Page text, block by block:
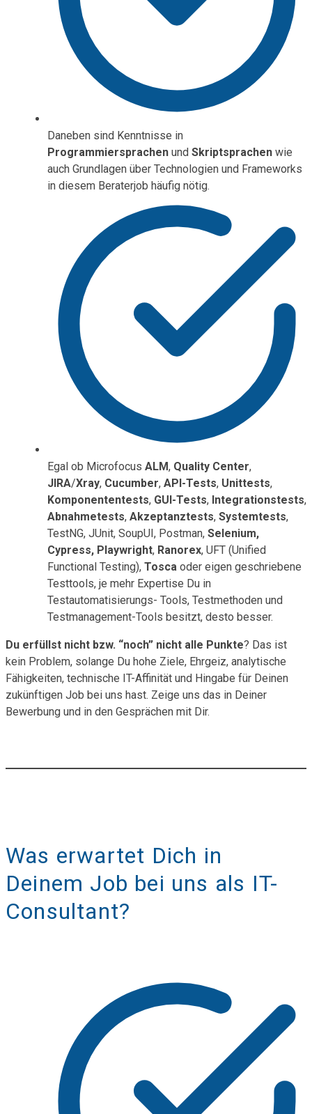
Daneben sind Kenntnisse in
Programmiersprachen und Skriptsprachen wie
auch Grundlagen über Technologien und Frameworks
in diesem Beraterjob häufig nötig.
Egal ob Microfocus ALM, Quality Center,
JIRA/Xray, Cucumber, API-Tests, Unittests,
Komponententests, GUI-Tests, Integrationstests,
Abnahmetests, Akzeptanztests, Systemtests,
TestNG, JUnit, SoupUI, Postman, Selenium,
Cypress, Playwright, Ranorex, UFT (Unified
Functional Testing), Tosca oder eigen geschriebene
Testtools, je mehr Expertise Du in
Testautomatisierungs- Tools, Testmethoden und
Testmanagement-Tools besitzt, desto besser.
Du erfüllst nicht bzw. “noch” nicht alle Punkte? Das ist
kein Problem, solange Du hohe Ziele, Ehrgeiz, analytische
Fähigkeiten, technische IT-Affinität und Hingabe für Deinen
zukünftigen Job bei uns hast. Zeige uns das in Deiner
Bewerbung und in den Gesprächen mit Dir.
Was erwartet Dich in
Deinem Job bei uns als IT-
Consultant?